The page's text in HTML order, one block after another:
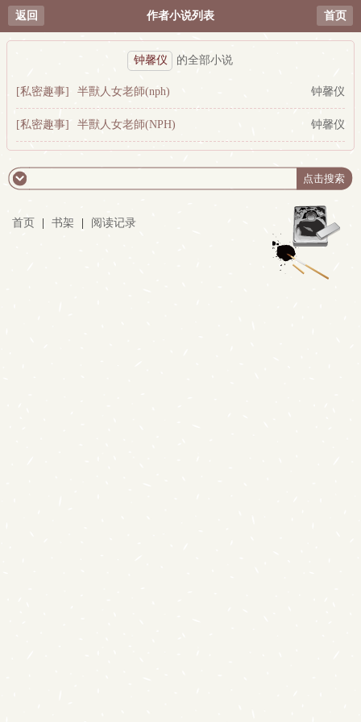
返回 作者小说列表 首页
钟馨仪 的全部小说
[私密趣事] 半獸人女老師(nph) 钟馨仪
[私密趣事] 半獸人女老師(NPH) 钟馨仪
首页 书架 阅读记录